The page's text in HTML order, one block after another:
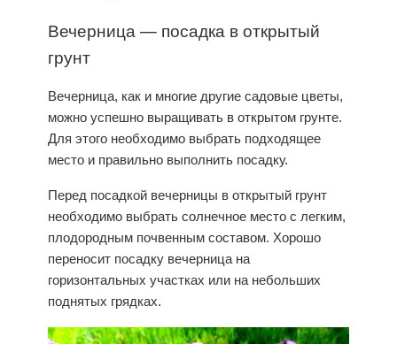
Вечерница — посадка воткрытый
грунт
Вечерница, как и многие другие садовые цветы,
можно успешно выращивать в открытом грунте.
Для этого необходимо выбрать подходящее
место и правильно выполнить посадку.
Перед посадкой вечерницы в открытый грунт
необходимо выбрать солнечное место с легким,
плодородным почвенным составом. Хорошо
переносит посадку вечерница на
горизонтальных участках или на небольших
поднятых грядках.